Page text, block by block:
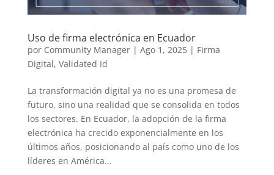
Uso de firma electrónica en Ecuador
por Community Manager| Ago 1, 2025| Firma
Digital, Validated Id
La transformación digital ya no es una promesa de
futuro, sino una realidad que se consolida en todos
los sectores. En Ecuador, la adopción de la firma
electrónica ha crecido exponencialmente en los
últimos años, posicionando al país como uno de los
líderes en América...